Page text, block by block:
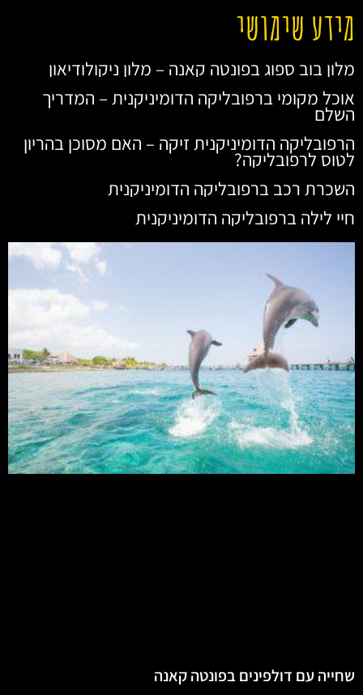
מידע שימושי
מלון בוב ספוג בפונטה קאנה – מלון ניקולודיאון
אוכל מקומי ברפובליקה הדומיניקנית – המדריך
השלם
הרפובליקה הדומיניקנית זיקה – האם מסוכן בהריון
לטוס לרפובליקה?
השכרת רכב ברפובליקה הדומיניקנית
חיי לילה ברפובליקה הדומיניקנית
שחייה עם דולפינים בפונטה קאנה